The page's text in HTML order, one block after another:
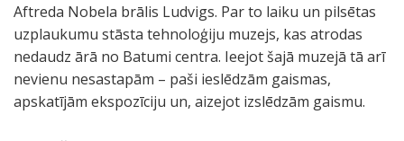
Aftreda Nobela brālis Ludvigs. Par to laiku un pilsētas
uzplaukumu stāsta tehnoloģiju muzejs, kas atrodas
nedaudz ārā no Batumi centra. Ieejot šajā muzejā tā arī
nevienu nesastapām – paši ieslēdzām gaismas,
apskatījām ekspozīciju un, aizejot izslēdzām gaismu.